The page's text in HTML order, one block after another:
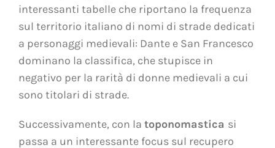
interessanti tabelle che riportano la frequenza
sul territorio italiano di nomi di strade dedicati
a personaggi medievali: Dante e San Francesco
dominano la classifica, che stupisce in
negativo per la rarità di donne medievali a cui
sono titolari di strade.
Successivamente, con la toponomastica si
passa a un interessante focus sul recupero